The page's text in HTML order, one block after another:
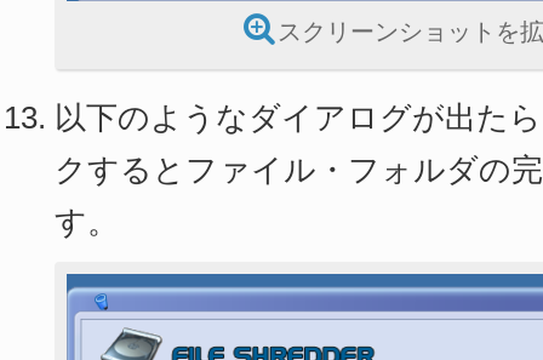
スクリーンショットを
以下のようなダイアログが出た
クするとファイル・フォルダの
す。